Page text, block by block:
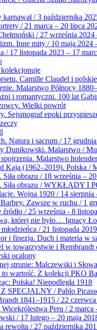
karnawał / 3 października
/ 21 marca – 20 lipca
/ 27 września
Inne mity / 10 maja 2024
/ 17 listopada 2023 – 17
Camille Claudel i
Malarstwo Północy
i romantyczni. 100 lat
Wielki powrót
Sejsmograf epoki
Natura i sacrum / 17
Dunikowski. Malarstwo /
Malarstwo
Kaja (1962–2019). Polska /
Siła obrazu / 18 września –
Siła obrazu / WYKŁADY I
Wojna 1920 / 14 sierpnia
Zawsze w ruchu / 1
źródło / 25 września - 8
której nie było… Ignacy
/ 21 listopada
i finezja. Duch i materia w
w towarzystwie i Rembrandt
ocalony
strunie: Malczewski i
to wartość. Z kolekcji PKO
Polska! Niepodległa 1918
SPECJALNY / Pablo
1841–1915 / 22
Wicekrólestwa Peru / 2 marca
/ 17 lutego – 20 maja
rewolta / 27 października